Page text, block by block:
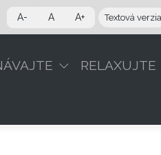
A- A A+ Textová verzia
RELAXUJTE